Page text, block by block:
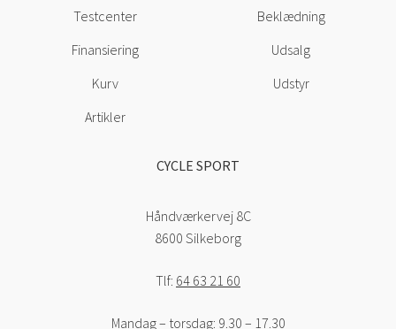
Testcenter
Finansiering
Kurv
Artikler
Beklædning
Udsalg
Udstyr
CYCLE SPORT
Håndværkervej 8C
8600 Silkeborg
Tlf: 64 63 21 60
Mandag – torsdag: 9.30 – 17.30